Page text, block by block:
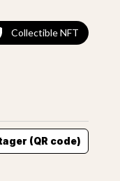
Collectible NFT
(QR code)